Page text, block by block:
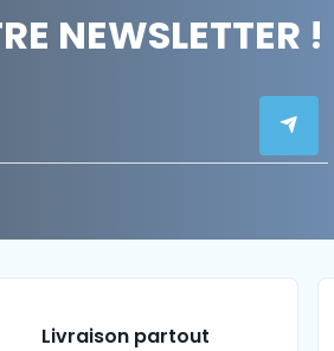
NEWSLETTER !
Livraison partout